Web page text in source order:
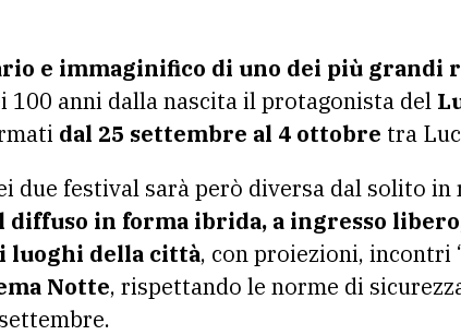
e immaginifico di uno dei più grandi
100 anni dalla nascita il protagonista del
dal 25 settembre al 4 ottobre tra
due festival sarà però diversa dal solito
diffuso in forma ibrida, a ingresso
luoghi della città, con proiezioni, incontri
Notte, rispettando le norme di